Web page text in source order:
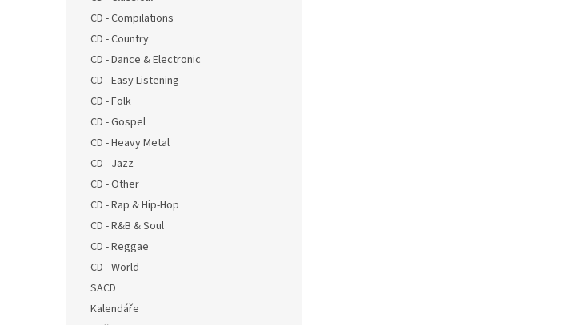
CD - Compilations
CD - Country
CD - Dance & Electronic
CD - Easy Listening
CD - Folk
CD - Gospel
CD - Heavy Metal
CD - Jazz
CD - Other
CD - Rap & Hip-Hop
CD - R&B & Soul
CD - Reggae
CD - World
SACD
Kalendáře